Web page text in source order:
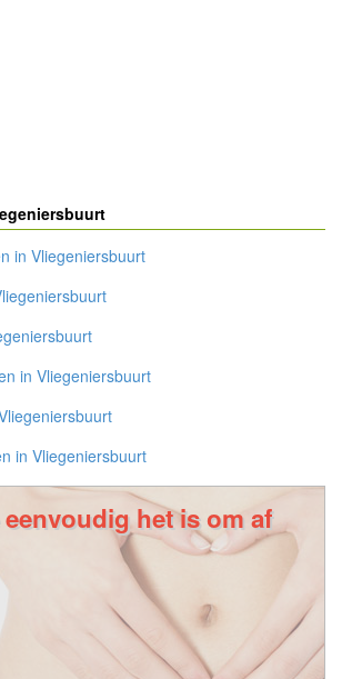
in Vliegeniersbuurt
in Vliegeniersbuurt
in Vliegeniersbuurt
het is om af